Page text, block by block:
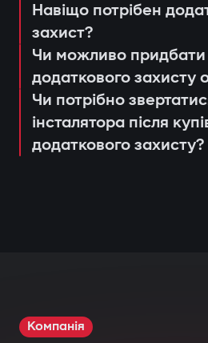
Навіщо потрібен
захист?
Чи можливо придбати
додаткового захисту
Чи потрібно
інсталятора після
додаткового захисту?
Компанія